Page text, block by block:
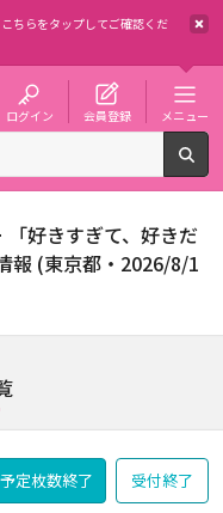
こちらをタップしてご確認くだ
ログイン 会員登録 メニュー
「好きすぎて、好きだ
報 (東京都・2026/8/1
予定枚数終了 受付終了